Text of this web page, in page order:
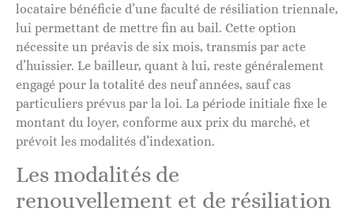
locataire bénéficie d’une faculté de résiliation triennale,
lui permettant de mettre fin au bail. Cette option
nécessite un préavis de six mois, transmis par acte
d’huissier. Le bailleur, quant à lui, reste généralement
engagé pour la totalité des neuf années, sauf cas
particuliers prévus par la loi. La période initiale fixe le
montant du loyer, conforme aux prix du marché, et
prévoit les modalités d’indexation.
Les modalités de
renouvellement et de résiliation